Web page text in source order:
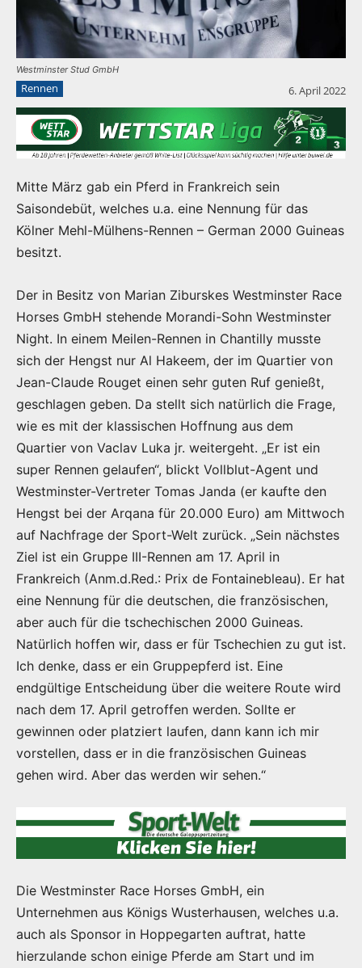
Westminster Stud GmbH
Rennen 6. April 2022
Mitte März gab ein Pferd in Frankreich sein
Saisondebüt, welches u.a. eine Nennung für das
Kölner Mehl-Mülhens-Rennen – German 2000 Guineas
besitzt.
Der in Besitz von Marian Ziburskes Westminster Race
Horses GmbH stehende Morandi-Sohn Westminster
Night. In einem Meilen-Rennen in Chantilly musste
sich der Hengst nur Al Hakeem, der im Quartier von
Jean-Claude Rouget einen sehr guten Ruf genießt,
geschlagen geben. Da stellt sich natürlich die Frage,
wie es mit der klassischen Hoffnung aus dem
Quartier von Vaclav Luka jr. weitergeht. „Er ist ein
super Rennen gelaufen“, blickt Vollblut-Agent und
Westminster-Vertreter Tomas Janda (er kaufte den
Hengst bei der Arqana für 20.000 Euro) am Mittwoch
auf Nachfrage der Sport-Welt zurück. „Sein nächstes
Ziel ist ein Gruppe III-Rennen am 17. April in
Frankreich (Anm.d.Red.: Prix de Fontainebleau). Er hat
eine Nennung für die deutschen, die französischen,
aber auch für die tschechischen 2000 Guineas.
Natürlich hoffen wir, dass er für Tschechien zu gut ist.
Ich denke, dass er ein Gruppepferd ist. Eine
endgültige Entscheidung über die weitere Route wird
nach dem 17. April getroffen werden. Sollte er
gewinnen oder platziert laufen, dann kann ich mir
vorstellen, dass er in die französischen Guineas
gehen wird. Aber das werden wir sehen.“
Die Westminster Race Horses GmbH, ein
Unternehmen aus Königs Wusterhausen, welches u.a.
auch als Sponsor in Hoppegarten auftrat, hatte
hierzulande schon einige Pferde am Start und im